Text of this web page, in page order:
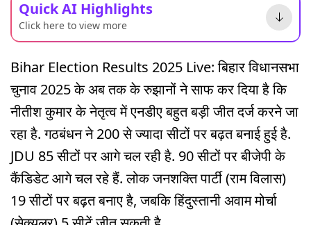
Quick AI Highlights
Click here to view more
Bihar Election Results 2025 Live: बिहार विधानसभा
चुनाव 2025 के अब तक के रुझानों ने साफ कर दिया है कि
नीतीश कुमार के नेतृत्व में एनडीए बहुत बड़ी जीत दर्ज करने जा
रहा है. गठबंधन ने 200 से ज्यादा सीटों पर बढ़त बनाई हुई है.
JDU 85 सीटों पर आगे चल रही है. 90 सीटों पर बीजेपी के
कैंडिडेट आगे चल रहे हैं. लोक जनशक्ति पार्टी (राम विलास)
19 सीटों पर बढ़त बनाए है, जबकि हिंदुस्तानी अवाम मोर्चा